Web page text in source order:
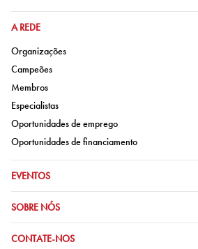
IR PARA:
A REDE
Ir para:
Organizações
Ir para:
Campeões
Ir para:
Membros
Ir para:
Especialistas
Ir para:
Oportunidades de emprego
Ir para:
Oportunidades de financiamento
IR PARA:
EVENTOS
IR PARA:
SOBRE NÓS
IR PARA:
CONTATE-NOS